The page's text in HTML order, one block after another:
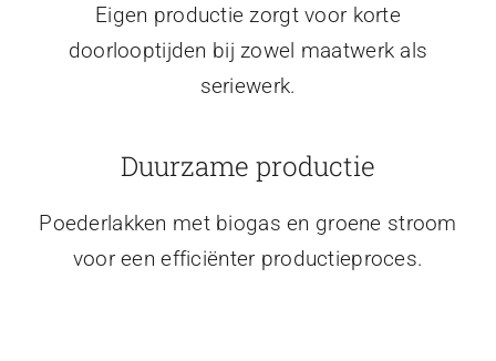
Eigen productie zorgt voor korte
doorlooptijden bij zowel maatwerk als
seriewerk.
Duurzame productie
Poederlakken met biogas en groene stroom
voor een efficiënter productieproces.